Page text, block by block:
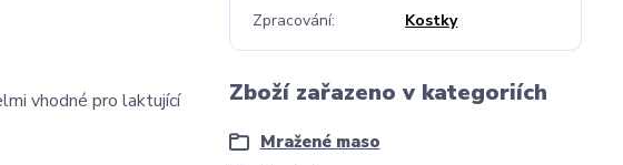
vhodné pro laktující
Zpracování Kostky
Zboží zařazeno v kategoriích
Mražené maso